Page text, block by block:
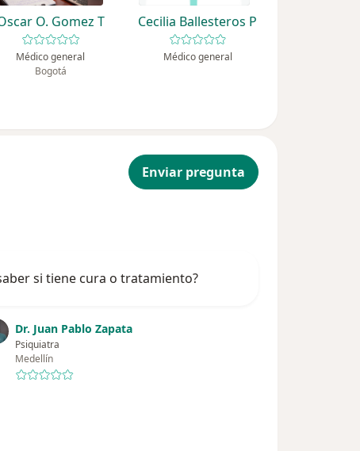
O. Gomez T
Médico general
Bogotá
Cecilia Ballesteros P
Médico general
Enviar pregunta
si tiene cura o tratamiento?
Dr. Juan Pablo Zapata
Psiquiatra
Medellín